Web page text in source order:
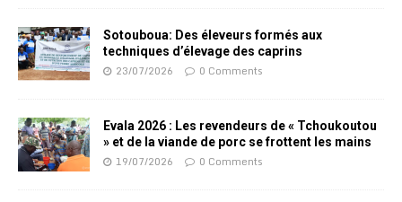
Sotouboua: Des éleveurs formés aux
techniques d’élevage des caprins
23/07/2026 0 Comments
Evala 2026 : Les revendeurs de « Tchoukoutou
» et de la viande de porc se frottent les mains
19/07/2026 0 Comments